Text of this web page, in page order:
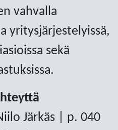
vahvalla
yritysjärjestelyissä,
sekä
Järkäs | p. 040